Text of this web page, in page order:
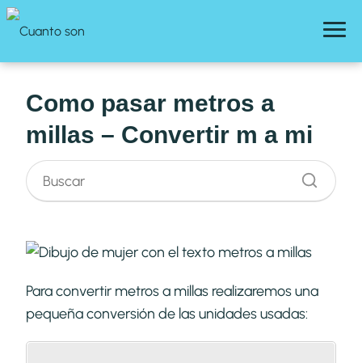
Como pasar metros a
millas – Convertir m a mi
Para convertir metros a millas realizaremos una
pequeña conversión de las unidades usadas: